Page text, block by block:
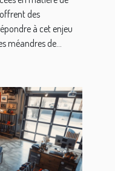
des
à cet enjeu
méandres de...